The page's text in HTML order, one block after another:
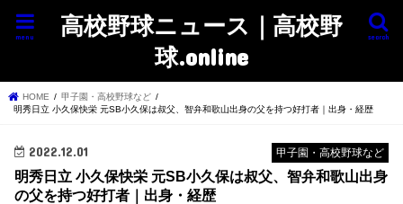
高校野球ニュース｜高校野
球.online
search
menu
HOME
甲子園・高校野球など
明秀日立 小久保快栄 元SB小久保は叔父、智弁和歌山出身の父を持つ好打者｜出身・経歴
甲子園・高校野球など
2022.12.01
明秀日立 小久保快栄 元SB小久保は叔父、智弁和歌山出身
の父を持つ好打者｜出身・経歴